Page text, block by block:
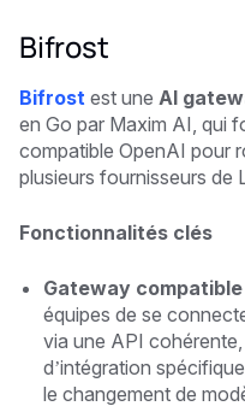
Bifrost
Bifrost est une AI
en Go par Maxim AI, qui
compatible OpenAI pour
plusieurs fournisseurs de
Fonctionnalités clés
Gateway compatible
équipes de se
via une API
d’intégration
le changement de